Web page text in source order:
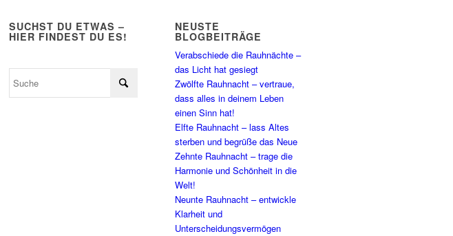
SUCHST DU ETWAS –
HIER FINDEST DU ES!
NEUSTE
BLOGBEITRÄGE
Verabschiede die Rauhnächte –
das Licht hat gesiegt
Zwölfte Rauhnacht – vertraue,
dass alles in deinem Leben
einen Sinn hat!
Elfte Rauhnacht – lass Altes
sterben und begrüße das Neue
Zehnte Rauhnacht – trage die
Harmonie und Schönheit in die
Welt!
Neunte Rauhnacht – entwickle
Klarheit und
Unterscheidungsvermögen